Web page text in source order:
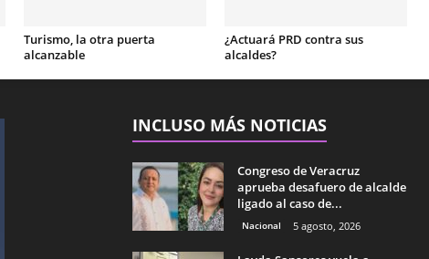
Turismo, la otra puerta
alcanzable
¿Actuará PRD contra sus
alcaldes?
INCLUSO MÁS NOTICIAS
Congreso de Veracruz
aprueba desafuero de alcalde
ligado al caso de...
Nacional 5 agosto, 2026